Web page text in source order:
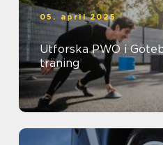
05. april 2025
Utforska PWO i
träning